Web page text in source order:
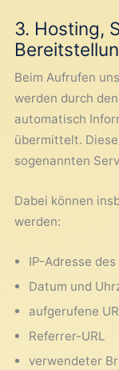
3. Hosting,
Beim Aufrufen
werden durch
automatisch
übermittelt.
sogenannten
Dabei können
werden:
IP-Adresse
Datum und
aufgerufene
Referrer-URL
verwendeter